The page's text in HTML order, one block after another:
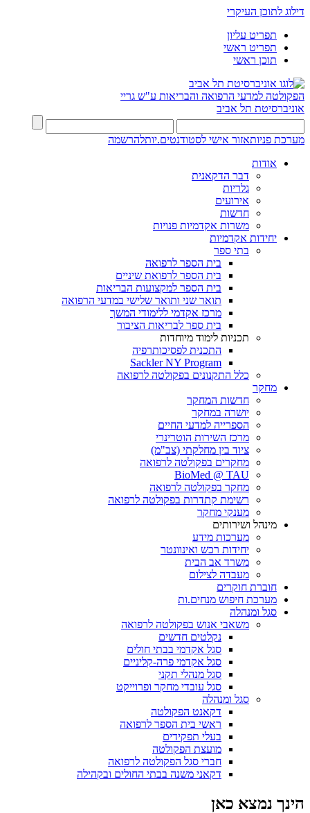
דילוג לתוכן העיקרי
תפריט עליון
תפריט ראשי
תוכן ראשי
הפקולטה למדעי הרפואה והבריאות ע"ש גריי
אוניברסיטת תל אביב
מערכת פניותאזור אישי לסטודנטים.יותלהרשמה
אודות
דבר הדקאנית
גלריות
אירועים
חדשות
משרות אקדמיות פנויות
יחידות אקדמיות
בתי ספר
בית הספר לרפואה
בית הספר לרפואת שיניים
בית הספר למקצועות הבריאות
תואר שני ותואר שלישי במדעי הרפואה
מרכז אקדמי ללימודי המשך
בית ספר לבריאות הציבור
תכניות לימוד מיוחדות
התכנית לפסיכותרפיה
Sackler NY Program
כלל התקנונים בפקולטה לרפואה
מחקר
חדשות המחקר
יושרה במחקר
הספרייה למדעי החיים
מרכז השירות הוטרינרי
ציוד בין מחלקתי (צב"מ)
מחקרים בפקולטה לרפואה
BioMed @ TAU
מחקר בפקולטה לרפואה
רשימת קתדרות בפקולטה לרפואה
מענקי מחקר
מינהל ושירותים
מערכות מידע
יחידות רכש ואינוונטר
משרד אב הבית
מעבדה לצילום
חוברת חוקרים
מערכת חיפוש מנחים.ות
סגל ומנהלה
משאבי אנוש בפקולטה לרפואה
נקלטים חדשים
סגל אקדמי בבתי חולים
סגל אקדמי פרה-קליניים
סגל מנהלי תקני
סגל עובדי מחקר ופרוייקט
סגל ומנהלה
דקאנט הפקולטה
ראשי בית הספר לרפואה
בעלי תפקידים
מועצת הפקולטה
חברי סגל הפקולטה לרפואה
דקאני משנה בבתי החולים ובקהילה
הינך נמצא כאן